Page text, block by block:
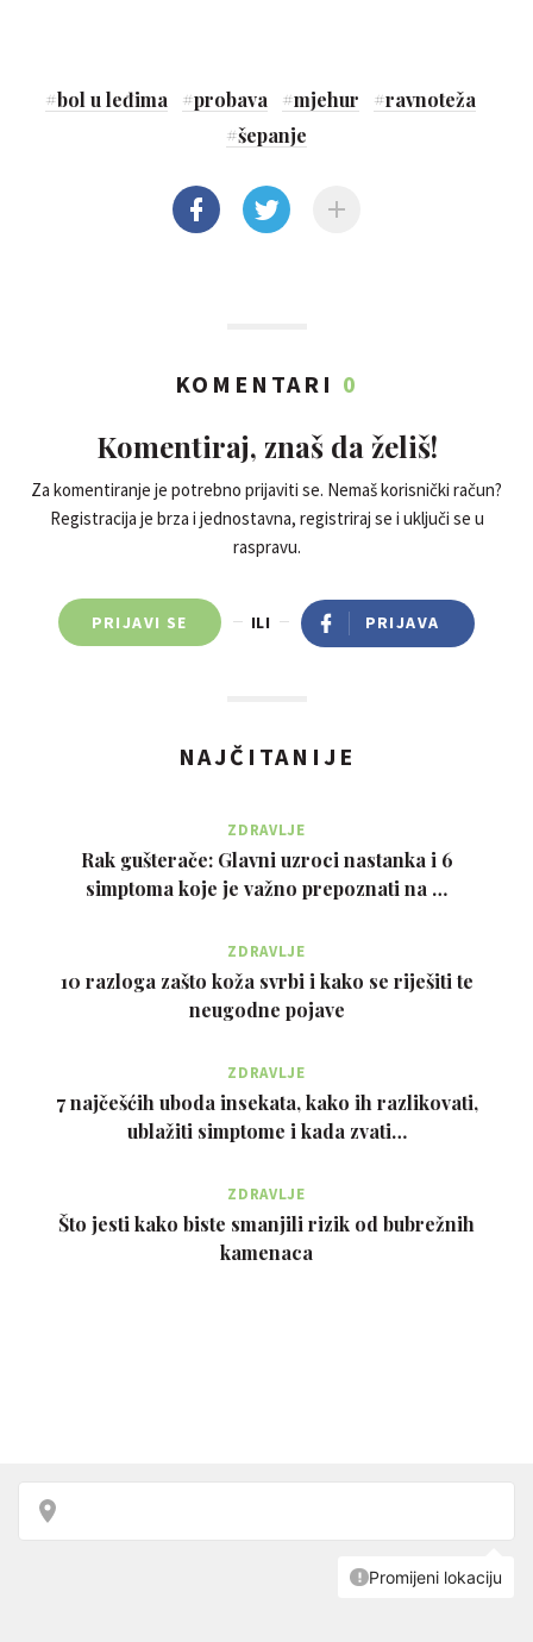
#bol u leđima #probava #mjehur #ravnoteža
#šepanje
KOMENTARI 0
Komentiraj, znaš da želiš!
Za komentiranje je potrebno prijaviti se. Nemaš korisnički račun?
Registracija je brza i jednostavna, registriraj se i uključi se u
raspravu.
PRIJAVI SE ILI PRIJAVA
NAJČITANIJE
ZDRAVLJE
Rak gušterače: Glavni uzroci nastanka i 6
simptoma koje je važno prepoznati na …
ZDRAVLJE
10 razloga zašto koža svrbi i kako se riješiti te
neugodne pojave
ZDRAVLJE
7 najčešćih uboda insekata, kako ih razlikovati,
ublažiti simptome i kada zvati…
ZDRAVLJE
Što jesti kako biste smanjili rizik od bubrežnih
kamenaca